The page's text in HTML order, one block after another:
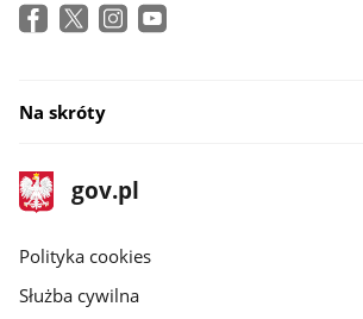
Na skróty
stopka
gov.pl
Strona
gov.pl
gov.pl
Polityka cookies
Służba cywilna